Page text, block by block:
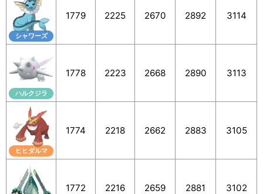
シャワーズ
1779 2225 2670 2892 3114
ハルクジラ
1778 2223 2668 2890 3113
ヒヒダルマ
1774 2218 2662 2883 3105
1772 2216 2659 2881 3102